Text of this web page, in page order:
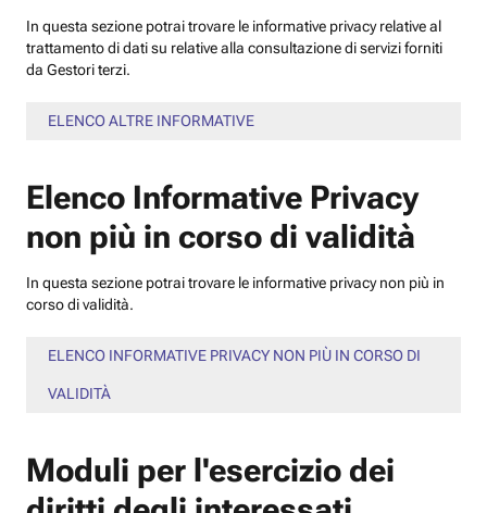
In questa sezione potrai trovare le informative privacy relative al
trattamento di dati su relative alla consultazione di servizi forniti
da Gestori terzi.
ELENCO ALTRE INFORMATIVE
Elenco Informative Privacy
non più in corso di validità
In questa sezione potrai trovare le informative privacy non più in
corso di validità.
ELENCO INFORMATIVE PRIVACY NON PIÙ IN CORSO DI
VALIDITÀ
Moduli per l'esercizio dei